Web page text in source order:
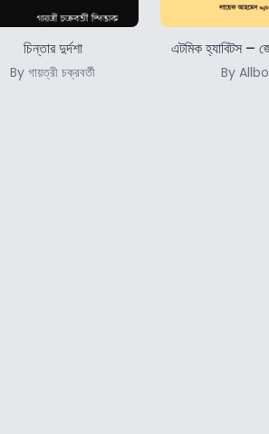
চিন্তার দুর্দশা
By গায়ত্রী চক্রবর্তী
এটমিক হ্যাবিটস –
By